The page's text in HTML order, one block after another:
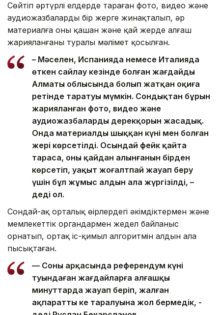
Сөйтіп әртүрлі елдерде тараған фото, видео және
аудиожазбаларды бір жерге жинақталып, әр
материалға оның қашан және қай жерде алғаш
жарияланғаны туралы мәлімет қосылған.
– Мәселен, Испанияда немесе Италияда
өткен сайлау кезінде болған жағдайды
Алматы облысында болып жатқан оқиға
ретінде таратуы мүмкін. Сондықтан бұрын
жарияланған фото, видео және
аудиожазбалардың дерекқорын жасадық.
Онда материалдың шыққан күні мен болған
жері көрсетілді. Осындай фейк қайта
тараса, оның қайдан алынғанын бірден
көрсетіп, уақыт жоғалтпай жауап беру
үшін бұл жұмыс алдын ала жүргізілді, –
деді ол.
Сондай-ақ орталық өңірлердегі әкімдіктермен және
мемлекеттік органдармен жедел байланыс
орнатып, ортақ іс-қимыл алгоритмін алдын ала
пысықтаған.
— Соның арқасында референдум күні
туындаған жағдайларға алғашқы
минуттарда жауап беріп, жалған
ақпараттың кең таралуына жол бермедік, -